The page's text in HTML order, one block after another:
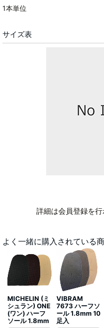
1本単位
サイズ表
詳細は会員登録を
よく一緒に購入されている
MICHELIN (ミ
シュラン) ONE
(ワン) ハーフ
ソール 1.8mm
VIBRAM
7673 ハーフソ
ール 1.8mm 10
足入